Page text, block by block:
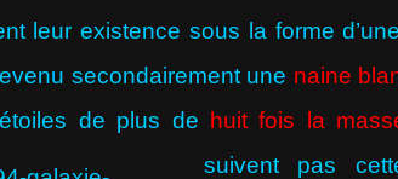
leur existence sous la forme
secondairement une naine
de plus de huit fois la
suivent pas